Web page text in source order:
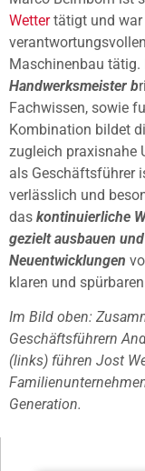
Wettertätigt und war
Maschinenbau tätig.
Handwerksmeister b
Fachwissen, sowie
Kombination bildet
zugleich praxisnahe
als Geschäftsführer
verlässlich und
das kontinuierliche
gezielt ausbauen
Neuentwicklungen
klaren und
Im Bild oben:
Geschäftsführern
(links) führen Jost
Generation.